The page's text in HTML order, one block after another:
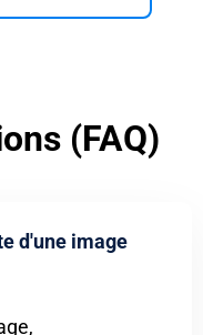
(FAQ)
d'une image